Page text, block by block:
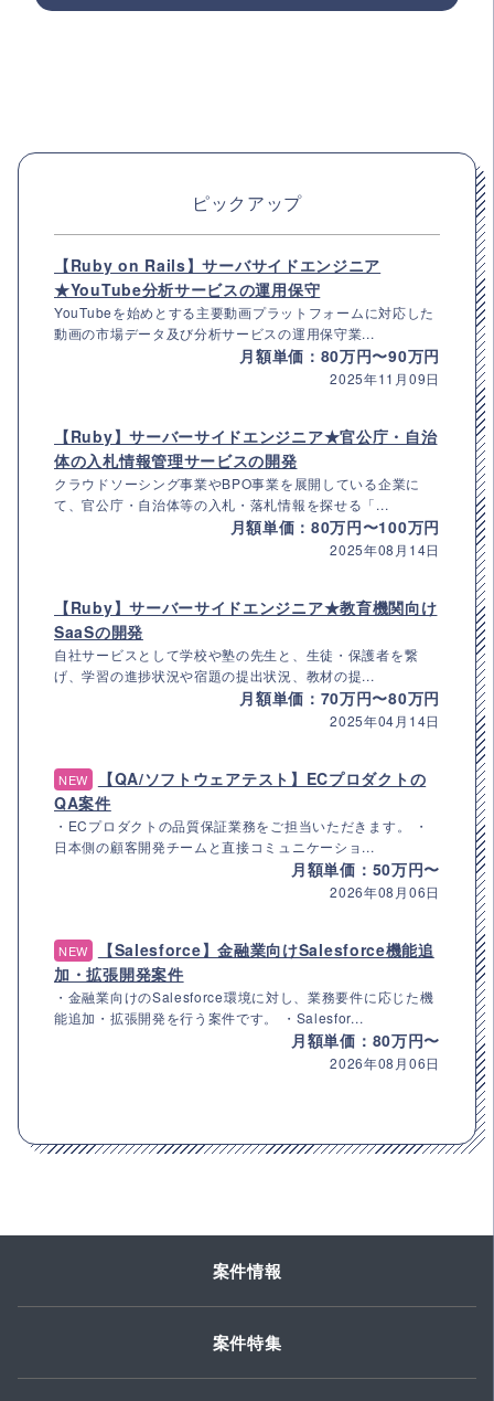
ピックアップ
【Ruby on Rails】サーバサイドエンジニア
★YouTube分析サービスの運用保守
YouTubeを始めとする主要動画プラットフォームに対応した
動画の市場データ及び分析サービスの運用保守業...
月額単価：80万円〜90万円
2025年11月09日
【Ruby】サーバーサイドエンジニア★官公庁・自治
体の入札情報管理サービスの開発
クラウドソーシング事業やBPO事業を展開している企業に
て、官公庁・自治体等の入札・落札情報を探せる「...
月額単価：80万円〜100万円
2025年08月14日
【Ruby】サーバーサイドエンジニア★教育機関向け
SaaSの開発
自社サービスとして学校や塾の先生と、生徒・保護者を繋
げ、学習の進捗状況や宿題の提出状況、教材の提...
月額単価：70万円〜80万円
2025年04月14日
NEW
【QA/ソフトウェアテスト】ECプロダクトの
QA案件
・ECプロダクトの品質保証業務をご担当いただきます。 ・
日本側の顧客開発チームと直接コミュニケーショ...
月額単価：50万円〜
2026年08月06日
NEW
【Salesforce】金融業向けSalesforce機能追
加・拡張開発案件
・金融業向けのSalesforce環境に対し、業務要件に応じた機
能追加・拡張開発を行う案件です。 ・Salesfor...
月額単価：80万円〜
2026年08月06日
案件情報
案件特集